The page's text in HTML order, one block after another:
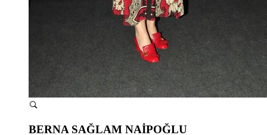
BERNA SAĞLAM NAİPOĞLU